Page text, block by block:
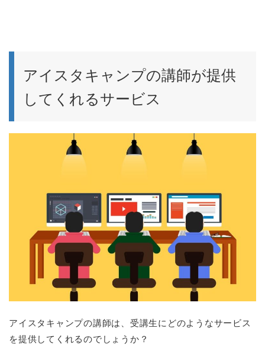
アイスタキャンプの講師が提供
してくれるサービス
アイスタキャンプの講師は、受講生にどのようなサービス
を提供してくれるのでしょうか？